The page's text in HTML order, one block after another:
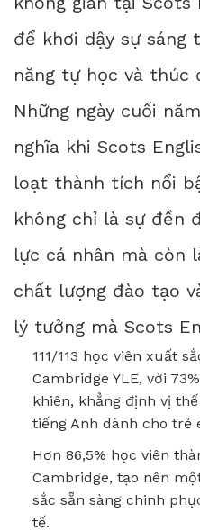
để khơi dậy sự sáng
năng tự học và thúc
Những ngày cuối
nghĩa khi Scots
loạt thành tích nổi
không chỉ là sự đền
lực cá nhân mà còn
chất lượng đào tạo
lý tưởng mà Scots
111/113 học viên xuất
Cambridge YLE, với
khiên, khẳng định vị
tiếng Anh dành cho trẻ
Hơn 86,5% học viên
Cambridge, tạo nên
sắc sẵn sàng chinh
tế.